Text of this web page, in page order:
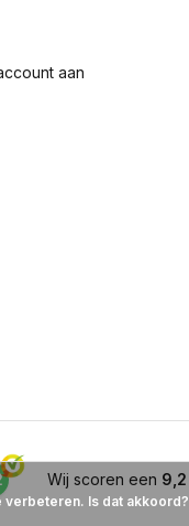
aan
Wij scoren een 9,2
verbeteren. Is dat akkoord?